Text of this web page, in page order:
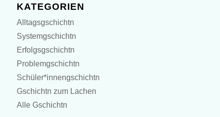
KATEGORIEN
Alltagsgschichtn
Systemgschichtn
Erfolgsgschichtn
Problemgschichtn
Schüler*innengschichtn
Gschichtn zum Lachen
Alle Gschichtn